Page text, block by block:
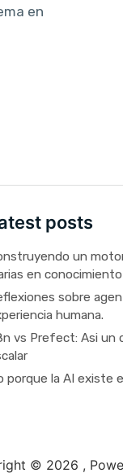
en
posts
un
en
sobre
humana.
vs Prefect: Asi un
porque la AI existe
© 2026 ,